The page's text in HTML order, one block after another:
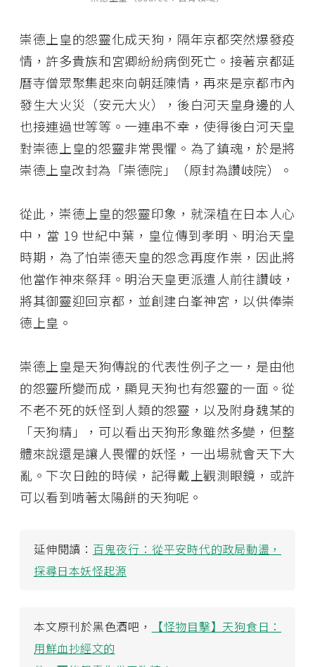
崇德上皇的怨靈化成天狗，隔年京都突然爆發疫
情，許多貴族和宮卿紛紛病倒死亡。接著京都延
曆寺僧眾聚集起來向朝廷陳情，再來是京都市內
發生大火災（安元大火），後白河天皇身邊的人
也接連過世等等。一連串不幸，使得後白河天皇
對崇德上皇的怨靈非常畏懼。為了鎮魂，於是將
崇德上皇改封為「崇德院」（原封為讚岐院）。
從此，崇德上皇的怨靈印象，就深植在日本人心
中，當 19 世紀中葉，皇位傳到孝明、明治天皇
時期，為了怕崇德天皇的怨念再度作祟，因此將
他當作神來祭拜。明治天皇更派遣人前往讚岐，
將其御靈迎回京都，並創建白峯神宮，以供俸崇
德上皇。
崇德上皇是天狗傳說的代表性例子之一，是由他
的怨靈所變而成，顯見天狗也有怨靈的一面。從
不老不死的妖怪到人類的怨靈，以及附身魏某的
「天狗精」，可以看出天狗形象雖然多變，但整
體來說還是讓人畏懼的妖怪，一出場就會天下大
亂。下次日蝕的時候，記得戴上觀測眼鏡，或許
可以看到啃著太陽餅的天狗呢。
延伸閱讀： 百鬼夜行：從平安時代的政局動盪，
探尋日本妖怪起源
本文原刊於黑色酒吧，
【怪物目擊】天狗食日：
用鮮血抄經文的